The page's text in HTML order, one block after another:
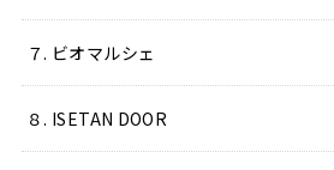
７. ビオマルシェ
８. ISETAN DOOR